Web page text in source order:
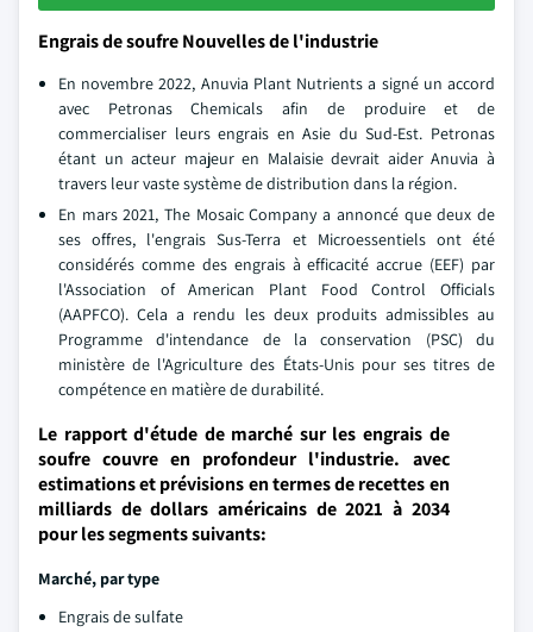
Engrais de soufre Nouvelles de l'industrie
En novembre 2022, Anuvia Plant Nutrients a signé un accord
avec Petronas Chemicals afin de produire et de
commercialiser leurs engrais en Asie du Sud-Est. Petronas
étant un acteur majeur en Malaisie devrait aider Anuvia à
travers leur vaste système de distribution dans la région.
En mars 2021, The Mosaic Company a annoncé que deux de
ses offres, l'engrais Sus-Terra et Microessentiels ont été
considérés comme des engrais à efficacité accrue (EEF) par
l'Association of American Plant Food Control Officials
(AAPFCO). Cela a rendu les deux produits admissibles au
Programme d'intendance de la conservation (PSC) du
ministère de l'Agriculture des États-Unis pour ses titres de
compétence en matière de durabilité.
Le rapport d'étude de marché sur les engrais de
soufre couvre en profondeur l'industrie. avec
estimations et prévisions en termes de recettes en
milliards de dollars américains de 2021 à 2034
pour les segments suivants:
Marché, par type
Engrais de sulfate